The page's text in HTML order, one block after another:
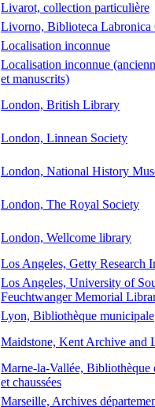
Livarot, collection particulière
Livorno, Biblioteca Labronica
Localisation inconnue
Localisation inconnue
et manuscrits)
London, British Library
London, Linnean Society
London, National History
London, The Royal Society
London, Wellcome library
Los Angeles, Getty Research
Los Angeles, University of
Feuchtwanger Memorial
Lyon, Bibliothèque municipale
Maidstone, Kent Archive and
Marne-la-Vallée, Bibliothèque
et chaussées
Marseille, Archives